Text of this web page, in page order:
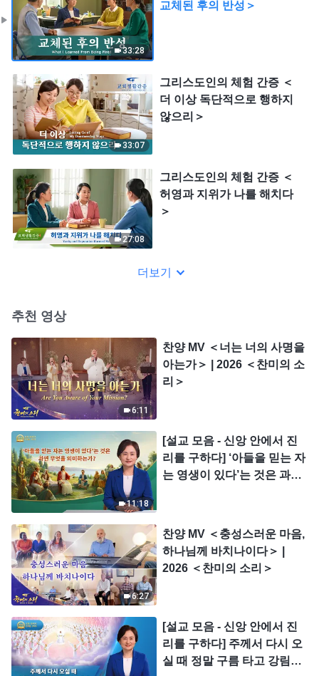
33:28
교체된 후의 반성＞
33:07
그리스도인의 체험 간증 ＜
더 이상 독단적으로 행하지
않으리＞
27:08
그리스도인의 체험 간증 ＜
허영과 지위가 나를 해치다
＞
더보기
추천 영상
6:11
찬양 MV ＜너는 너의 사명을
아는가＞ | 2026 ＜찬미의 소
리＞
11:18
[설교 모음 - 신앙 안에서 진
리를 구하다] ‘아들을 믿는 자
는 영생이 있다’는 것은 과연
6:27
찬양 MV ＜충성스러운 마음,
하나님께 바치나이다＞ |
2026 ＜찬미의 소리＞
[설교 모음 - 신앙 안에서 진
리를 구하다] 주께서 다시 오
실 때 정말 구름 타고 강림하